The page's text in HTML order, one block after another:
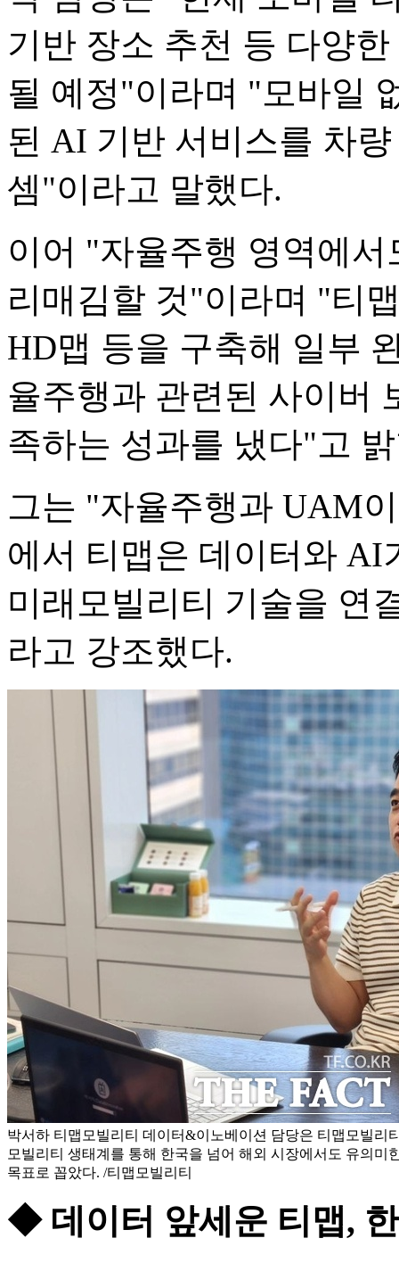
기반 장소 추천 등 다양
될 예정"이라며 "모바일
된 AI 기반 서비스를 차
셈"이라고 말했다.
이어 "자율주행 영역에
리매김할 것"이라며 "티
HD맵 등을 구축해 일부
율주행과 관련된 사이버
족하는 성과를 냈다"고
그는 "자율주행과 UAM
에서 티맵은 데이터와 AI
미래모빌리티 기술을 연
라고 강조했다.
박서하 티맵모빌리티 데이터&이노베이션 담당은 티맵모빌리
모빌리티 생태계를 통해 한국을 넘어 해외 시장에서도 유의미
목표로 꼽았다. /티맵모빌리티
◆ 데이터 앞세운 티맵,